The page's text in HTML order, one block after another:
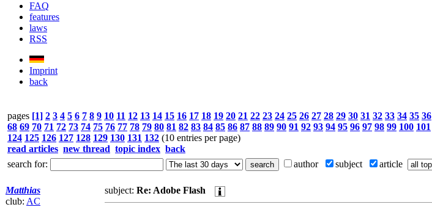
FAQ
features
laws
RSS
Imprint
back
pages [1] 2 3 4 5 6 7 8 9 10 11 12 13 14 15 16 17 18 19 20 21 22 23 24 25 26 27 28 29 30 31 32 33 34 35 36
68 69 70 71 72 73 74 75 76 77 78 79 80 81 82 83 84 85 86 87 88 89 90 91 92 93 94 95 96 97 98 99 100 101
124 125 126 127 128 129 130 131 132 (10 entries per page)
read articles new thread topic index back
search for:
author subject article
Matthias
club: AC
subject: Re: Adobe Flash